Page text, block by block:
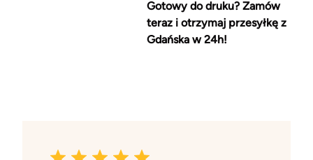
Gotowy do druku? Zamów
teraz i otrzymaj przesyłkę z
Gdańska w 24h!